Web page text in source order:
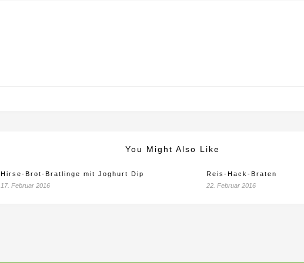
You Might Also Like
Hirse-Brot-Bratlinge mit Joghurt Dip
17. Februar 2016
Reis-Hack-Braten
22. Februar 2016